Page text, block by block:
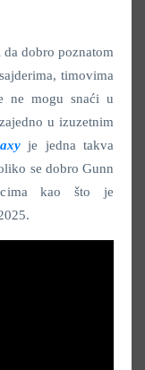
da dobro poznatom
timovima
ne mogu snaći u
u izuzetnim
je jedna takva
se dobro Gunn
kao što je